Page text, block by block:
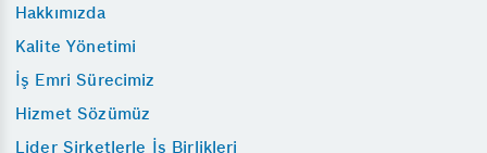
Hakkımızda
Kalite Yönetimi
İş Emri Sürecimiz
Hizmet Sözümüz
Lider Şirketlerle İş Birlikleri